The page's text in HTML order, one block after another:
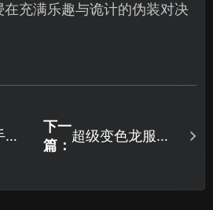
充满乐趣与诡计的伪装对决
游
下一
篇：
超级变色龙服务
享！